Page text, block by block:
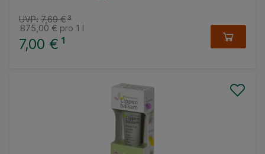
7,00 € ¹
UVP: 7,69 €³
875,00 € pro 1 l